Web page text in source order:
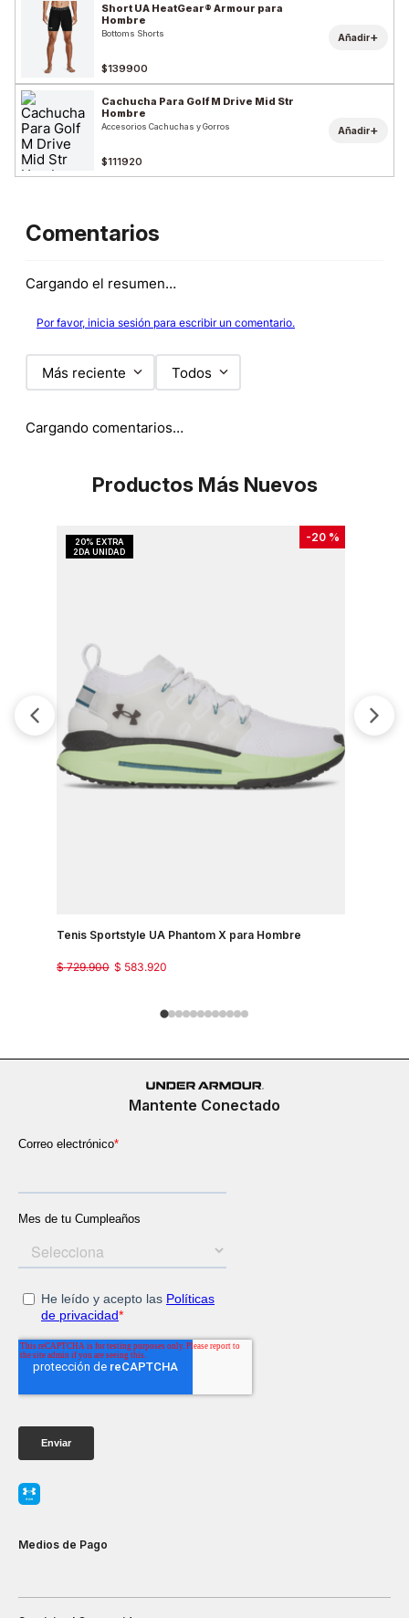
Short UA HeatGear® Armour para
Hombre
Bottoms Shorts
$139900
Añadir+
Cachucha Para Golf M Drive Mid Str
Hombre
Accesorios Cachuchas y Gorros
$111920
Añadir+
Comentarios
Cargando el resumen…
Por favor, inicia sesión para escribir un comentario.
Más reciente Todos
Cargando comentarios…
Productos Más Nuevos
-20 %
Tenis Sportstyle UA Phantom X para Hombre
$ 583.920
$ 729.900
Mantente Conectado
Medios de Pago